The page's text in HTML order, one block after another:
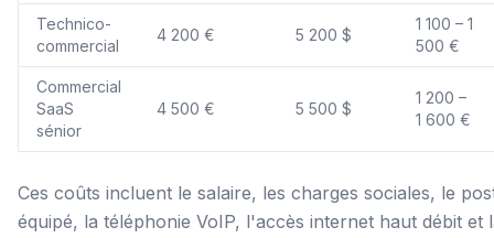
Technico-
commercial
4 200 € 5 200 $
1 100 – 1
500 €
Commercial
SaaS
sénior
4 500 € 5 500 $
1 200 –
1 600 €
Ces coûts incluent le salaire, les charges sociales, le
équipé, la téléphonie VoIP, l'accès internet haut débit et